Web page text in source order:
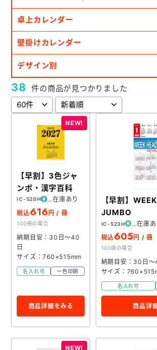
卓上カレンダー
壁掛けカレンダー
デザイン別
38 件の商品が見つかりました
【早割】3色ジャ
ンボ・漢字百科
IC-520H
在庫あり
税込616円 / 冊
100冊の場合
納期目安：30日～40
日
サイズ：760×515mm
名入れ可 一色印刷
商品詳細をみる
【早割】
JUMBO
IC-523H
在庫あ
税込605円 / 冊
100冊の場合
納期目安：30日～
サイズ：
名入れ可
商品詳